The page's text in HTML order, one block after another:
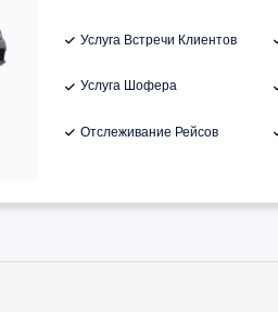
Услуга Встречи Клиентов
Услуга Шофера
Отслеживание Рейсов